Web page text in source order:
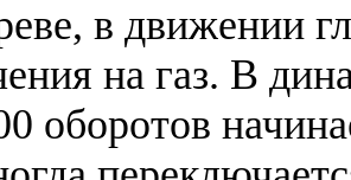
в движении
на газ. В
оборотов